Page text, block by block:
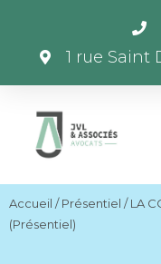
1 rue Saint
Accueil /Présentiel / LA
(Présentiel)